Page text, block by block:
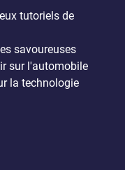
tutoriels de
savoureuses
sur l'automobile
la technologie